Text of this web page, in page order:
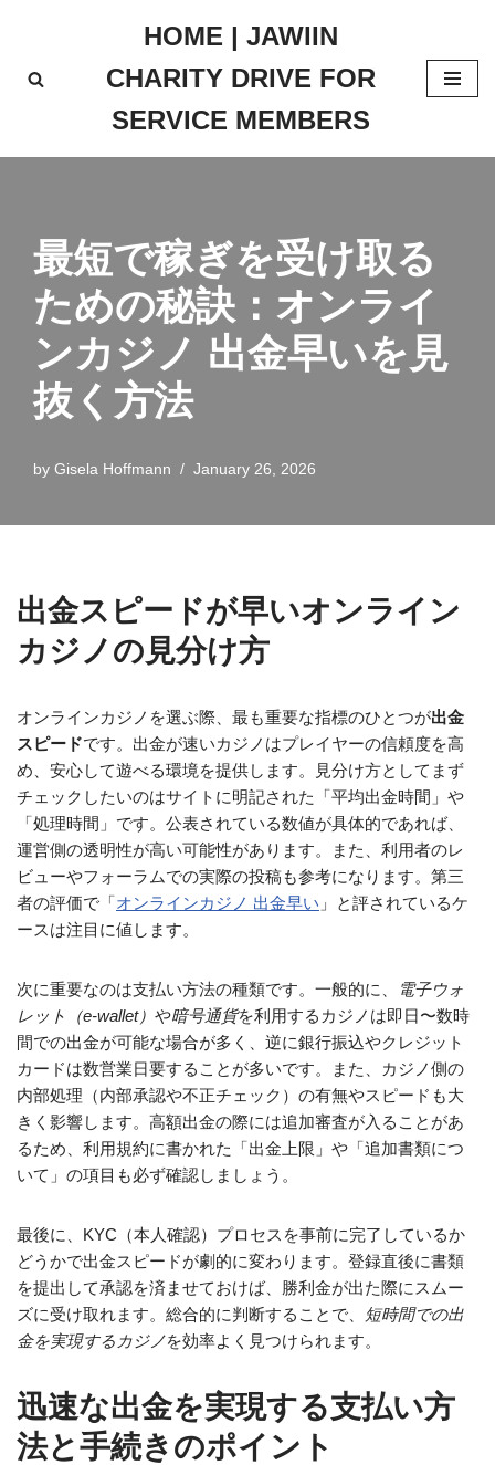
to
HOME | JAWIIN
CHARITY DRIVE FOR
SERVICE MEMBERS
最短で稼ぎを受け取る
ための秘訣： オンライ
ンカジノ 出金早いを見
抜く方法
by Gisela Hoffmann January 26, 2026
出金スピードが早いオンライン
カジノの見分け方
オンラインカジノを選ぶ際、最も重要な指標のひとつが出金
スピードです。出金が速いカジノはプレイヤーの信頼度を高
め、安心して遊べる環境を提供します。見分け方としてまず
チェックしたいのはサイトに明記された「平均出金時間」や
「処理時間」です。公表されている数値が具体的であれば、
運営側の透明性が高い可能性があります。また、利用者のレ
ビューやフォーラムでの実際の投稿も参考になります。第三
者の評価で「オンラインカジノ 出金早い 」と評されているケ
ースは注目に値します。
次に重要なのは支払い方法の種類です。一般的に、
電子ウォ
レット（e-wallet） や暗号通貨を利用するカジノは即日〜数時
間での出金が可能な場合が多く、逆に銀行振込やクレジット
カードは数営業日要することが多いです。また、カジノ側の
内部処理（内部承認や不正チェック）の有無やスピードも大
きく影響します。高額出金の際には追加審査が入ることがあ
るため、利用規約に書かれた「出金上限」や「追加書類につ
いて」の項目も必ず確認しましょう。
最後に、KYC（本人確認）プロセスを事前に完了しているか
どうかで出金スピードが劇的に変わります。登録直後に書類
を提出して承認を済ませておけば、勝利金が出た際にスムー
ズに受け取れます。総合的に判断することで、
短時間での出
金を実現するカジノを効率よく見つけられます。
迅速な出金を実現する支払い方
法と手続きのポイント